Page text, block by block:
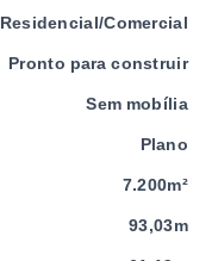
Residencial/Comercial
Pronto para construir
Sem mobília
Plano
7.200m²
93,03m